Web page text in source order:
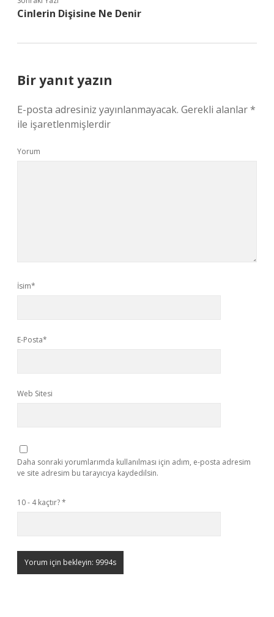
Cinlerin Dişisine Ne Denir
Bir yanıt yazın
E-posta adresiniz yayınlanmayacak. Gerekli alanlar*
ile işaretlenmişlerdir
Yorum
İsim*
E-Posta*
Web Sitesi
Daha sonraki yorumlarımda kullanılması için adım, e-posta adresim
ve site adresim bu tarayıcıya kaydedilsin.
10 - 4 kaçtır?*